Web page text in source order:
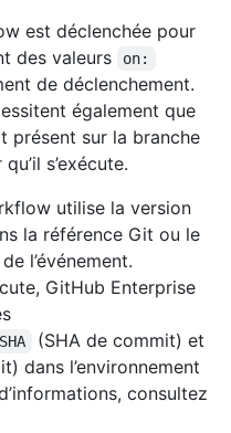
est déclenchée pour
des valeurs
on:
de déclenchement.
également que
présent sur la branche
s’exécute.
utilise la version
la référence Git ou le
l’événement.
GitHub Enterprise
(SHA de commit) et
dans l’environnement
consultez